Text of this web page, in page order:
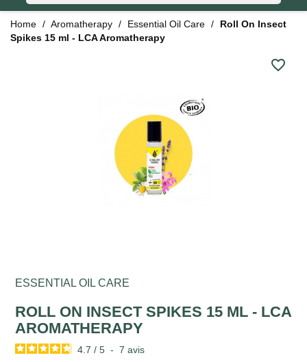
Home Aromatherapy Essential Oil Care
Roll On Insect
Spikes 15 ml - LCA Aromatherapy
favorite_border
ESSENTIAL OIL CARE
ROLL ON INSECT SPIKES 15 ML - LCA
AROMATHERAPY
4.7 / 5 - 7avis